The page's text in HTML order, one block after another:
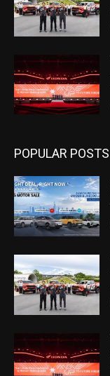
POPULAR POSTS